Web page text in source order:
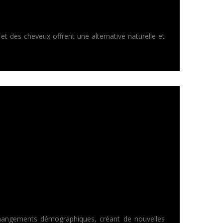
des cheveux offrent une alternative naturelle et
démographiques, créant de nouvelles